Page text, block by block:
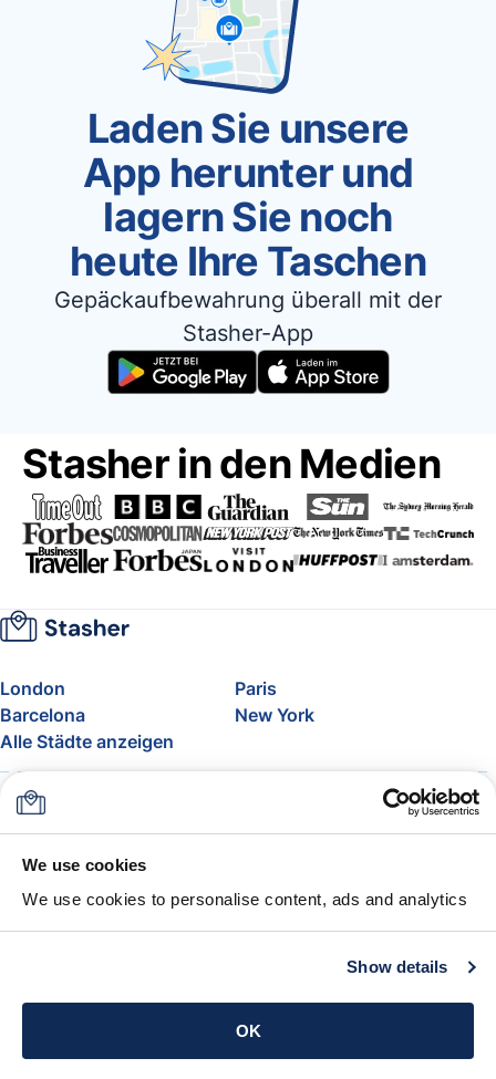
We use cookies
We use cookies to personalise content, ads and analytics
Show details
OK
Laden Sie unsere
App herunter und
lagern Sie noch
heute Ihre Taschen
Gepäckaufbewahrung überall mit der
Stasher-App
Stasher in den Medien
London
Paris
Barcelona
New York
Alle Städte anzeigen
Über uns
FAQ
Support
Blog
Freigepäck bei Airlines
Die Stasher-Garantie
AGB
App holen